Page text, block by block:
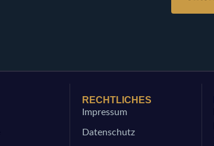
RECHTLICHES
Impressum
Datenschutz